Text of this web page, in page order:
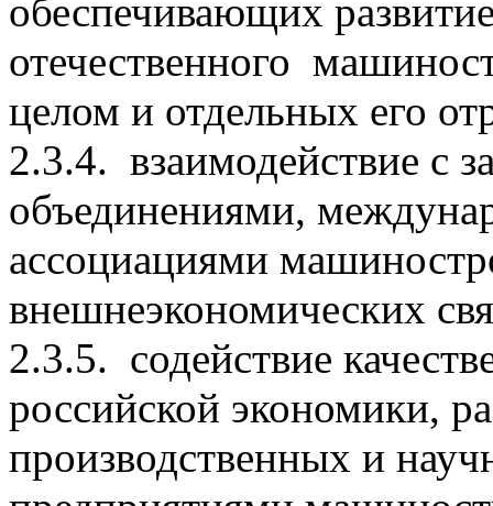
обеспечивающих
отечественного
целом и отдельных его
2.3.4. взаимодействие с
объединениями,
ассоциациями
внешнеэкономических
2.3.5. содействие
российской экономики,
производственных и